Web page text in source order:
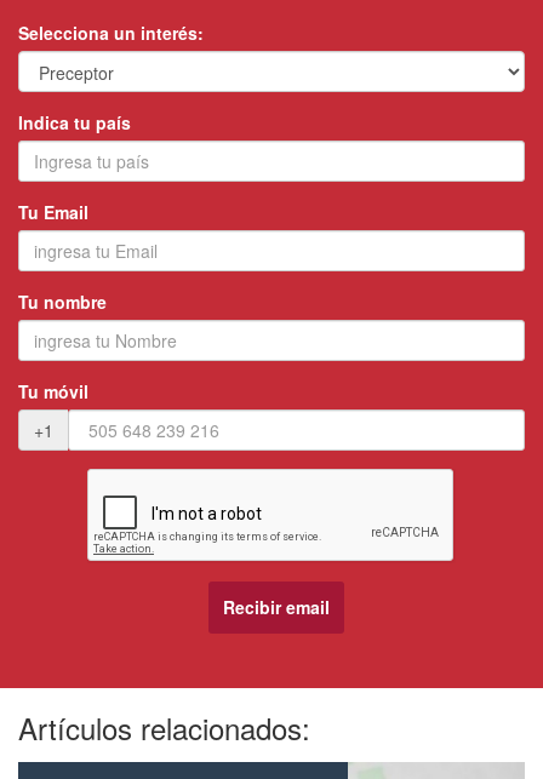
Selecciona un interés:
Indica tu país
Tu Email
Tu nombre
Tu móvil
+1
Artículos relacionados: